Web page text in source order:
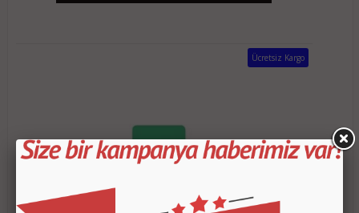
Ücretsiz Kargo